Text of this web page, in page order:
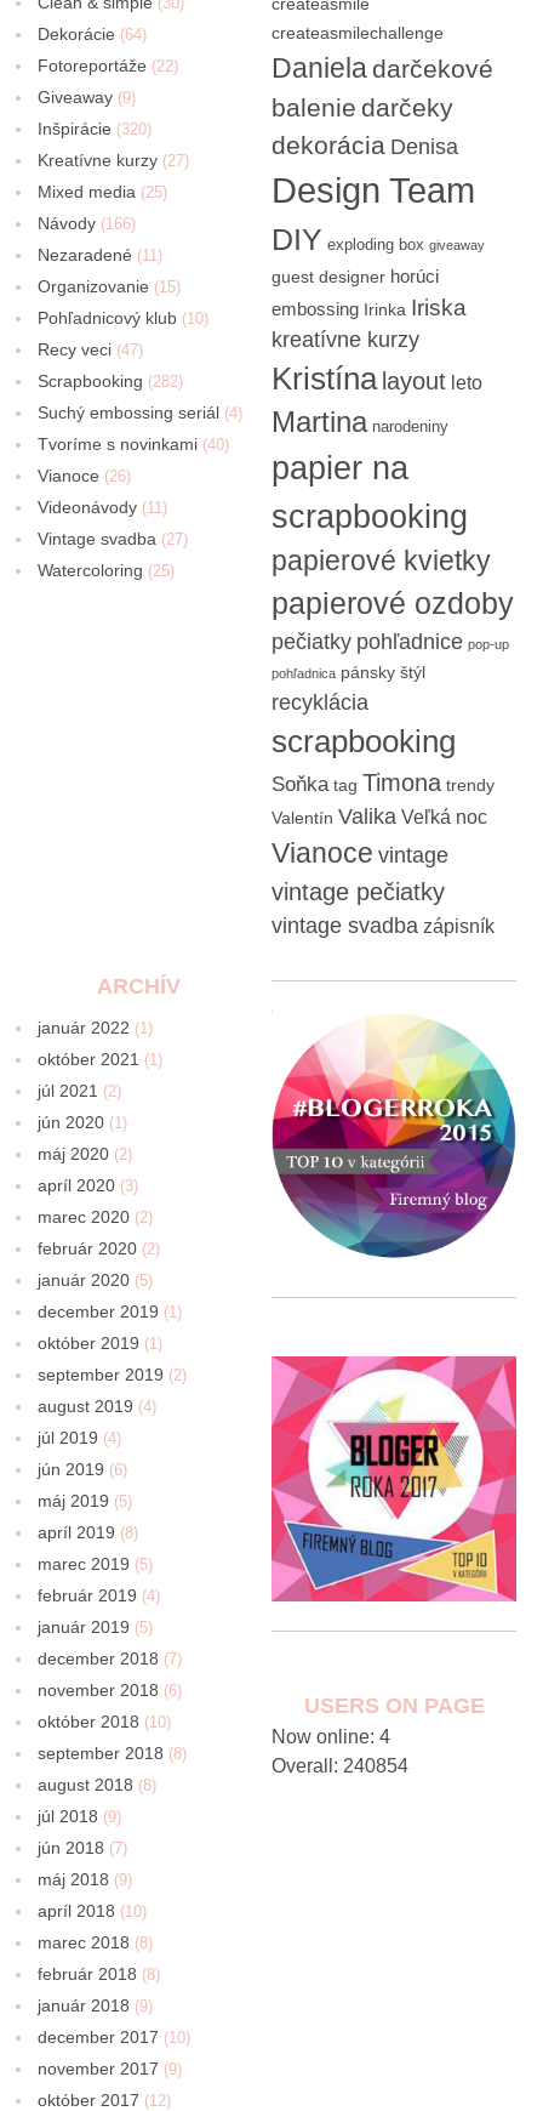
Dekorácie (64)
Fotoreportáže (22)
Giveaway (9)
Inšpirácie (320)
Kreatívne kurzy (27)
Mixed media (25)
Návody (166)
Nezaradené (11)
Organizovanie (15)
Pohľadnicový klub (10)
Recy veci (47)
Scrapbooking (282)
Suchý embossing seriál (4)
Tvoríme s novinkami (40)
Vianoce (26)
Videonávody (11)
Vintage svadba (27)
Watercoloring (25)
createasmilechallenge
Daniela darčekové
balenie darčeky
dekorácia Denisa
Design Team
DIY exploding box giveaway
guest designer horúci
embossing Irinka Iriska
kreatívne kurzy
Kristína layout leto
Martina narodeniny
papier na
scrapbooking
papierové kvietky
papierové ozdoby
pečiatky pohľadnice pop-up
pohľadnica pánsky štýl
recyklácia
scrapbooking
Soňka tag Timona trendy
Valentín Valika Veľká noc
Vianoce vintage
vintage pečiatky
vintage svadba zápisník
ARCHÍV
január 2022 (1)
október 2021 (1)
júl 2021 (2)
jún 2020 (1)
máj 2020 (2)
apríl 2020 (3)
marec 2020 (2)
február 2020 (2)
január 2020 (5)
december 2019 (1)
október 2019 (1)
september 2019 (2)
august 2019 (4)
júl 2019 (4)
jún 2019 (6)
máj 2019 (5)
apríl 2019 (8)
marec 2019 (5)
február 2019 (4)
január 2019 (5)
december 2018 (7)
november 2018 (6)
október 2018 (10)
september 2018 (8)
august 2018 (8)
júl 2018 (9)
jún 2018 (7)
máj 2018 (9)
apríl 2018 (10)
marec 2018 (8)
február 2018 (8)
január 2018 (9)
december 2017 (10)
november 2017 (9)
október 2017 (12)
USERS ON PAGE
Now online: 4
Overall: 240854